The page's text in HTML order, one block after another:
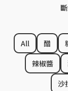
All 醋
辣椒醬
沙